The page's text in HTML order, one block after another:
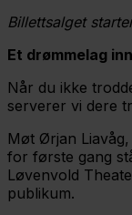
Billettsalget
Et drømmelag
Når du ikke
serverer vi dere
Møt Ørjan
for første gang
Løvenvold
publikum.